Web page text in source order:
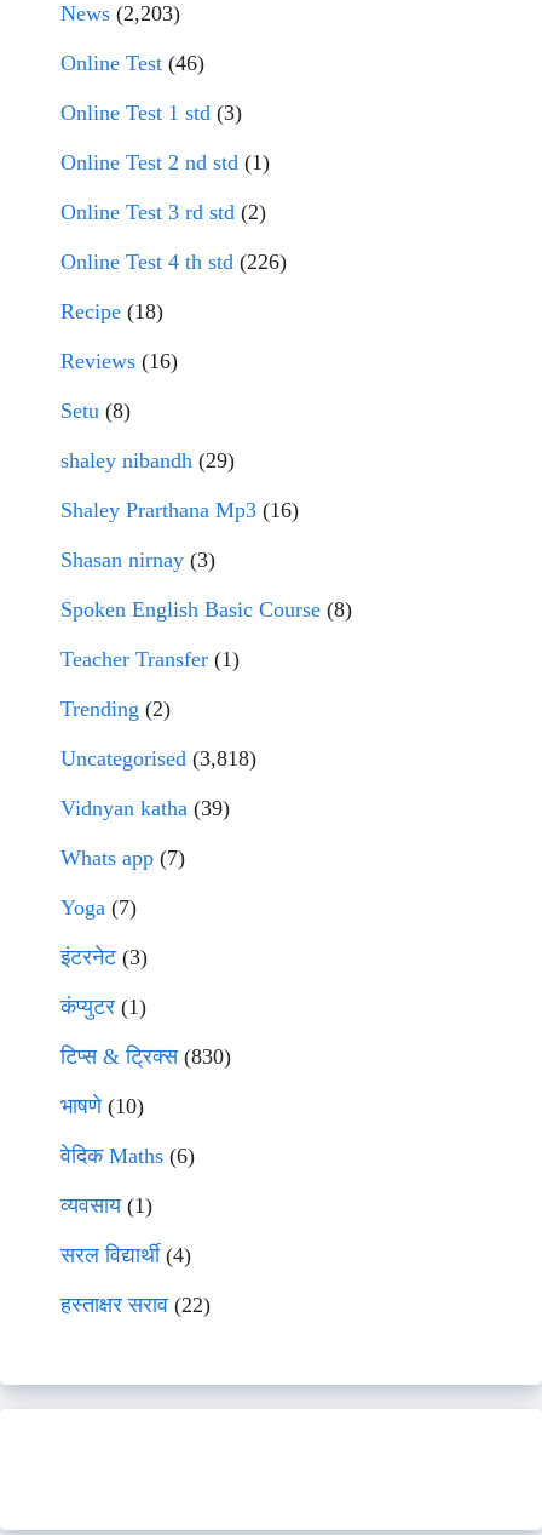
News (2,203)
Online Test (46)
Online Test 1 std (3)
Online Test 2 nd std (1)
Online Test 3 rd std (2)
Online Test 4 th std (226)
Recipe (18)
Reviews (16)
Setu (8)
shaley nibandh (29)
Shaley Prarthana Mp3 (16)
Shasan nirnay (3)
Spoken English Basic Course (8)
Teacher Transfer (1)
Trending (2)
Uncategorised (3,818)
Vidnyan katha (39)
Whats app (7)
Yoga (7)
इंटरनेट(3)
कंप्युटर (1)
टिप्स & ट्रिक्स(830)
भाषणे(10)
वेदिक Maths (6)
व्यवसाय(1)
सरल विद्यार्थी(4)
हस्ताक्षर सराव (22)